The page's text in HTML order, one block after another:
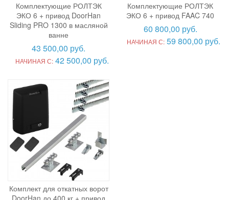
Комплектующие РОЛТЭК
ЭКО 6 + привод DoorHan
Sliding PRO 1300 в масляной
ванне
43 500,00 руб.
НАЧИНАЯ С: 42 500,00 руб.
Комплектующие РОЛТЭК
ЭКО 6 + привод FAAC 740
60 800,00 руб.
НАЧИНАЯ С: 59 800,00 руб.
Комплект для откатных ворот
DoorHan до 400 кг + привод